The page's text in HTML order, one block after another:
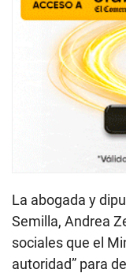
La abogada y
Semilla, Andrea
sociales que el
autoridad” para